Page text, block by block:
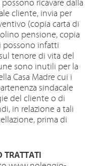
ricavare dalla
cliente, invia per
(copia carta di
pensione, copia
possono infatti
tenore di vita del
sono inutili per la
Casa Madre cui i
sindacale
del cliente o di
in relazione a tali
prima di
TRATTATI